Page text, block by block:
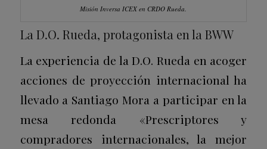
Misión Inversa ICEX en CRDO Rueda.
La D.O. Rueda, protagonista en la BWW
La experiencia de la D.O. Rueda en acoger
acciones de proyección internacional ha
llevado a Santiago Mora a participar en la
mesa redonda «Prescriptores y
compradores internacionales, la mejor